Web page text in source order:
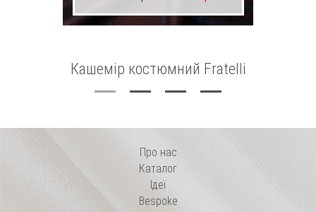
Кашемір костюмний Fratelli
Tallia di Delfino
Про нас
Каталог
Ідеї
Bespoke